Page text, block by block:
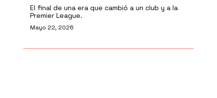
El final de una era que cambió a un club y a la
Premier League.
Mayo 22, 2026